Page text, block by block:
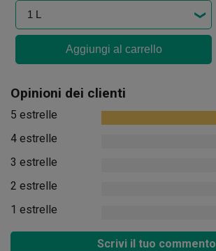
Aggiungi al carrello
Opinioni dei clienti
5 estrelle
4 estrelle
3 estrelle
2 estrelle
1 estrelle
Scrivi il tuo commento